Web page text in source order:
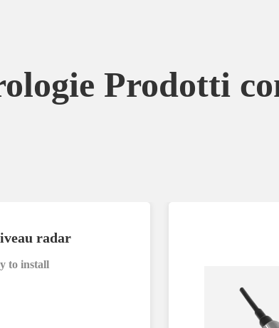
Prodotti
radar
to install